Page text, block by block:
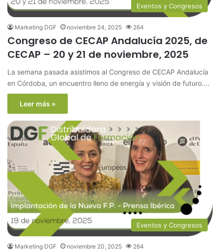
Eventos y Congresos
Marketing DGF noviembre 24, 2025 264
Congreso de CECAP Andalucía 2025, de
CECAP – 20 y 21 de noviembre, 2025
La semana pasada asistimos al Congreso de CECAP Andalucía
en Córdoba, un encuentro lleno de energía y visión de futuro.…
Leer más »
Eventos y Congresos
Marketing DGF noviembre 20, 2025 264